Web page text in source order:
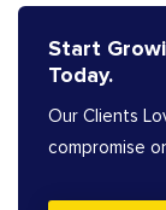
Start
Today.
Our Clients
compromise